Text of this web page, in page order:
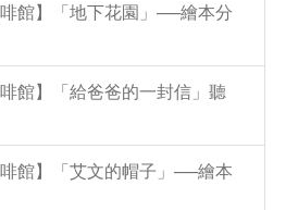
館】「地下花園」──繪本分
館】「給爸爸的一封信」聽
館】「艾文的帽子」──繪本